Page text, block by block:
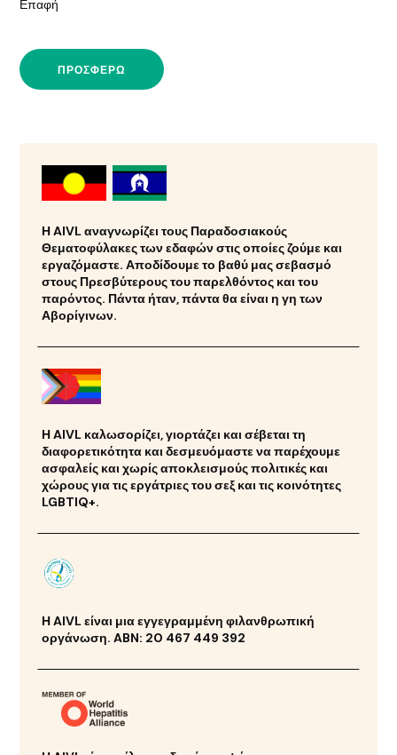
Επαφή
ΠΡΟΣΦΈΡΩ
Η AIVL αναγνωρίζει τους Παραδοσιακούς
Θεματοφύλακες των εδαφών στις οποίες ζούμε και
εργαζόμαστε. Αποδίδουμε το βαθύ μας σεβασμό
στους Πρεσβύτερους του παρελθόντος και του
παρόντος. Πάντα ήταν, πάντα θα είναι η γη των
Αβορίγινων.
Η AIVL καλωσορίζει, γιορτάζει και σέβεται τη
διαφορετικότητα και δεσμευόμαστε να παρέχουμε
ασφαλείς και χωρίς αποκλεισμούς πολιτικές και
χώρους για τις εργάτριες του σεξ και τις κοινότητες
LGBTIQ+.
Η AIVL είναι μια εγγεγραμμένη φιλανθρωπική
οργάνωση. ABN: 20 467 449 392